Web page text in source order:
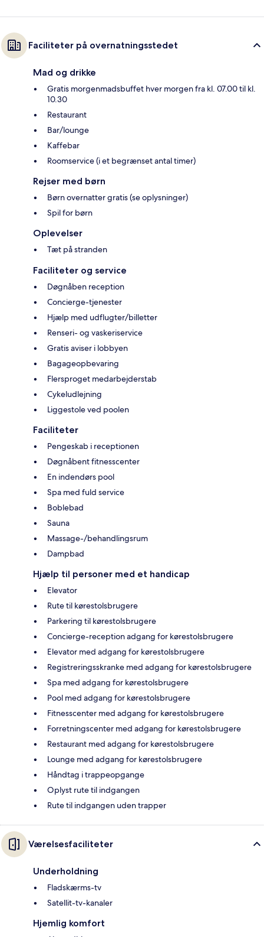
Faciliteter på overnatningsstedet
Mad og drikke
Gratis morgenmadsbuffet hver morgen fra kl. 07.00 til kl.
10.30
Restaurant
Bar/lounge
Kaffebar
Roomservice (i et begrænset antal timer)
Rejser med børn
Børn overnatter gratis (se oplysninger)
Spil for børn
Oplevelser
Tæt på stranden
Faciliteter og service
Døgnåben reception
Concierge-tjenester
Hjælp med udflugter/billetter
Renseri- og vaskeriservice
Gratis aviser i lobbyen
Bagageopbevaring
Flersproget medarbejderstab
Cykeludlejning
Liggestole ved poolen
Faciliteter
Pengeskab i receptionen
Døgnåbent fitnesscenter
En indendørs pool
Spa med fuld service
Boblebad
Sauna
Massage-/behandlingsrum
Dampbad
Hjælp til personer med et handicap
Elevator
Rute til kørestolsbrugere
Parkering til kørestolsbrugere
Concierge-reception adgang for kørestolsbrugere
Elevator med adgang for kørestolsbrugere
Registreringsskranke med adgang for kørestolsbrugere
Spa med adgang for kørestolsbrugere
Pool med adgang for kørestolsbrugere
Fitnesscenter med adgang for kørestolsbrugere
Forretningscenter med adgang for kørestolsbrugere
Restaurant med adgang for kørestolsbrugere
Lounge med adgang for kørestolsbrugere
Håndtag i trappeopgange
Oplyst rute til indgangen
Rute til indgangen uden trapper
Værelsesfaciliteter
Underholdning
Fladskærms-tv
Satellit-tv-kanaler
Hjemlig komfort